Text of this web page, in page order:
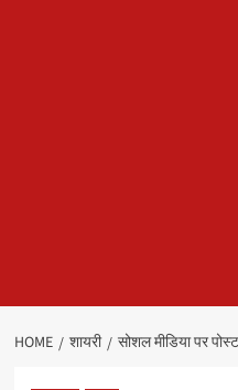
HOME शायरी सोशल मीडिया पर